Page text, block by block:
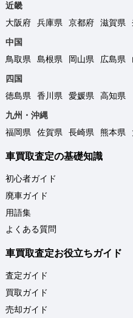
近畿
大阪府
兵庫県 京都府 滋賀県
中国
鳥取県
島根県 岡山県 広島県
四国
徳島県
香川県 愛媛県
高知県
九州・沖縄
福岡県
佐賀県 長崎県 熊本県
車買取査定の基礎知識
初心者ガイド
廃車ガイド
用語集
よくある質問
車買取査定お役立ちガイド
査定ガイド
買取ガイド
売却ガイド